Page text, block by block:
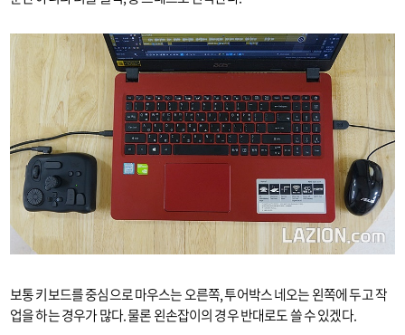
보통 키보드를 중심으로 마우스는 오른쪽, 투어박스 네오는 왼쪽에 두고 작
업을 하는 경우가 많다. 물론 왼손잡이의 경우 반대로도 쓸 수 있겠다.